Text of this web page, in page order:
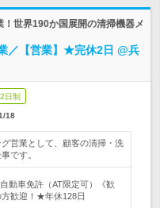
世界190か国展開の清掃機器メ
／【営業】★完休2日 @兵
日制
18
営業として、顧客の清掃・洗
です。
動車免許（AT限定可）《歓
歓迎！★年休128日